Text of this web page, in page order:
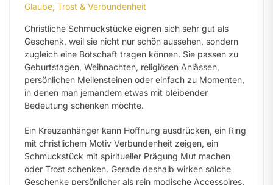
Glaube, Trost & Verbundenheit
Christliche Schmuckstücke eignen sich sehr gut als
Geschenk, weil sie nicht nur schön aussehen, sondern
zugleich eine Botschaft tragen können. Sie passen zu
Geburtstagen, Weihnachten, religiösen Anlässen,
persönlichen Meilensteinen oder einfach zu Momenten,
in denen man jemandem etwas mit bleibender
Bedeutung schenken möchte.
Ein Kreuzanhänger kann Hoffnung ausdrücken, ein Ring
mit christlichem Motiv Verbundenheit zeigen, ein
Schmuckstück mit spiritueller Prägung Mut machen
oder Trost schenken. Gerade deshalb wirken solche
Geschenke persönlicher als rein modische Accessoires.